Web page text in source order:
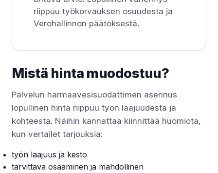
riippuu työkorvauksen osuudesta ja
Verohallinnon päätöksestä.
Mistä hinta muodostuu?
Palvelun harmaavesisuodattimen asennus
lopullinen hinta riippuu työn laajuudesta ja
kohteesta. Näihin kannattaa kiinnittää huomiota,
kun vertailet tarjouksia:
työn laajuus ja kesto
tarvittava osaaminen ja mahdollinen